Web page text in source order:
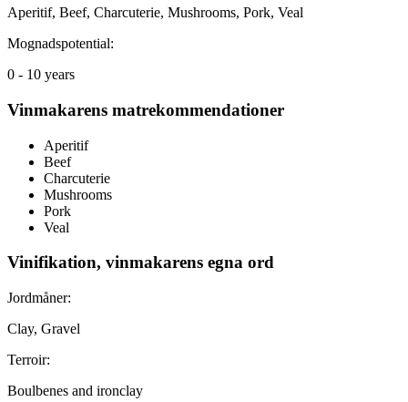
Aperitif, Beef, Charcuterie, Mushrooms, Pork, Veal
Mognadspotential:
0 - 10 years
Vinmakarens matrekommendationer
Aperitif
Beef
Charcuterie
Mushrooms
Pork
Veal
Vinifikation, vinmakarens egna ord
Jordmåner:
Clay, Gravel
Terroir:
Boulbenes and ironclay